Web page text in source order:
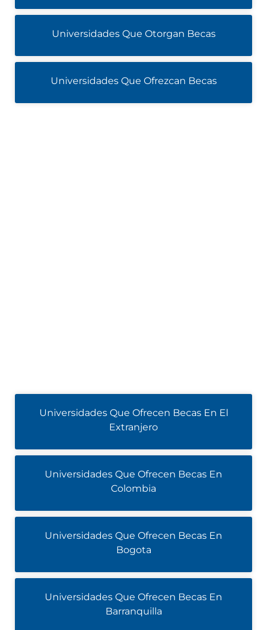
Universidades Que Otorgan Becas
Universidades Que Ofrezcan Becas
Universidades Que Ofrecen Becas En El
Extranjero
Universidades Que Ofrecen Becas En
Colombia
Universidades Que Ofrecen Becas En
Bogota
Universidades Que Ofrecen Becas En
Barranquilla